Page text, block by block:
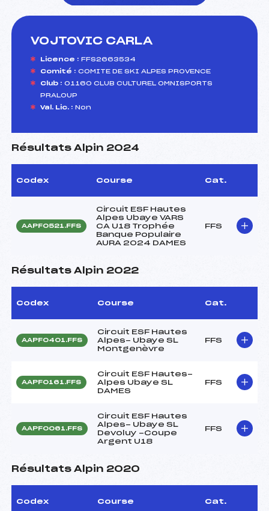
VOJTOVIC CARLA
Licence : FFS2663534
Comité : COMITE DE SKI ALPES PROVENCE
Club : 01160 CLUB CULTUREL OMNISPORTS
PRALOUP
Val. Lic. : Non
Résultats Alpin 2024
Codex Course Cat.
AAPF0521.FFS
Circuit ESF Hautes
Alpes Ubaye VARS
CA U18 Trophée
Banque Populaire
AURA 2024 DAMES
FFS
Résultats Alpin 2022
Codex Course Cat.
AAPF0401.FFS
Circuit ESF Hautes
Alpes- Ubaye SL
Montgenèvre
FFS
AAPF0161.FFS
Circuit ESF Hautes-
Alpes Ubaye SL
DAMES
FFS
AAPF0061.FFS
Circuit ESF Hautes
Alpes- Ubaye SL
Devoluy -Coupe
Argent U18
FFS
Résultats Alpin 2020
Codex Course Cat.